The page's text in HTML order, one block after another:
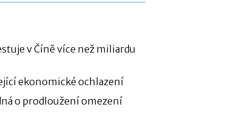
v Číně více než miliardu
ekonomické ochlazení
o prodloužení omezení